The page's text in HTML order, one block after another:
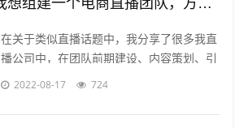
在关于类似直播话题中，我分享了很多我直
播公司中，在团队前期建设、内容策划、引
流推广及执行过程等干货；本不想多参合这
2022-08-17 724